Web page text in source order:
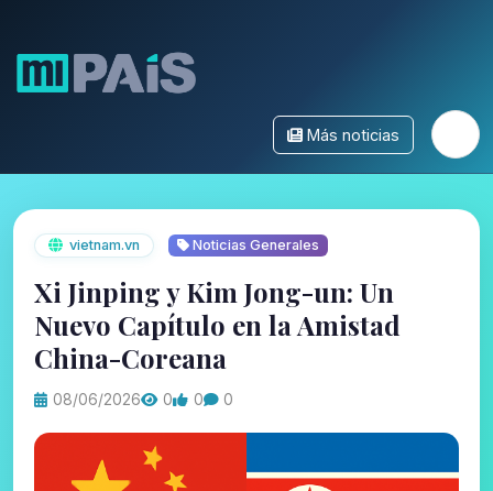
Más noticias
vietnam.vn Noticias Generales
Xi Jinping y Kim Jong-un: Un
Nuevo Capítulo en la Amistad
China-Coreana
08/06/2026 0 0 0